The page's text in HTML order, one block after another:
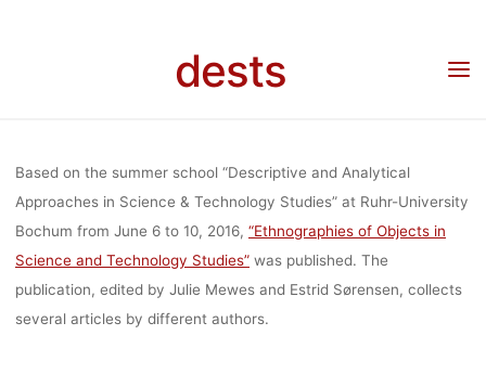
dests
OF
SCIENCE
Special Issue/Publication “Ethnographies of Objects in
Based on the summer school “Descriptive and Analytical
Approaches in Science & Technology Studies” at Ruhr-University
Bochum from June 6 to 10, 2016, “Ethnographies of Objects in
Science and Technology Studies”was published. The
publication, edited by Julie Mewes and Estrid Sørensen, collects
several articles by different authors.